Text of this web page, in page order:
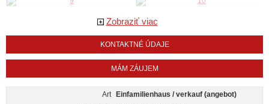
Zobraziť viac
KONTAKTNÉ ÚDAJE
MÁM ZÁUJEM
Art
Einfamilienhaus / verkauf (angebot)